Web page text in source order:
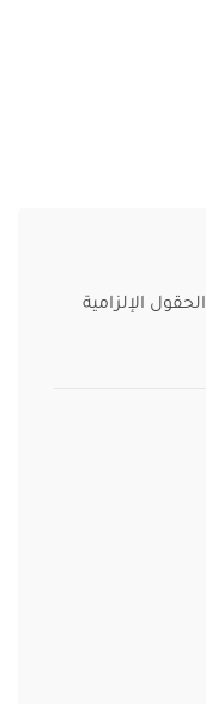
الحقول الإلزامية